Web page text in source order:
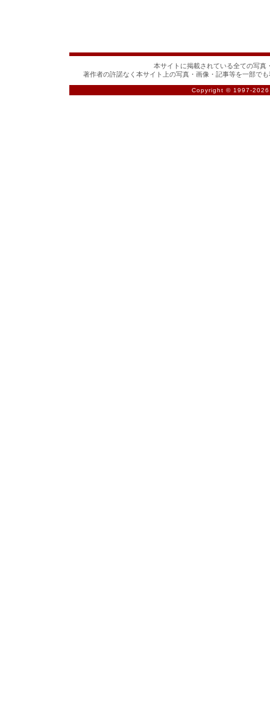
本サイトに掲載されている全ての写真
著作者の許諾なく本サイト上の写真・画像・記事等を一部で
Copyright © 1997-